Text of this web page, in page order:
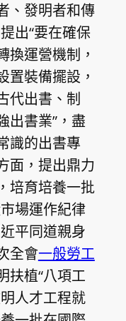
、發明者和傳
出“要在確保
換運營機制，
置裝備擺設，
代出書、制
出書業”，盡
識的出書專
面，提出鼎力
培育培養一批
場運作紀律
平同道親身
全會一般勞工
扶植“八項工
人才工程就